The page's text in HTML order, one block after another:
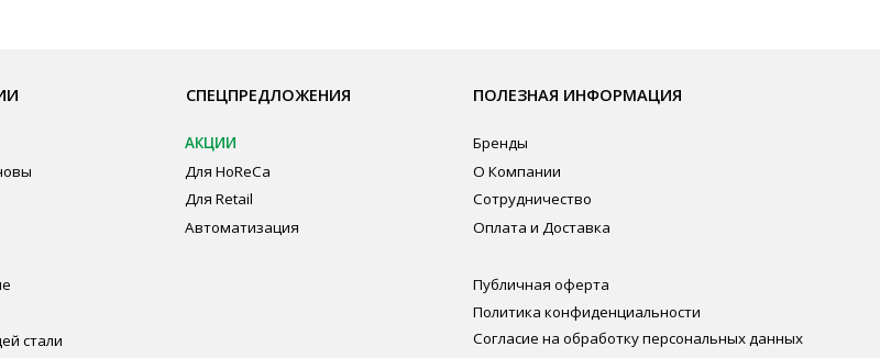
Политика конфиденциальности